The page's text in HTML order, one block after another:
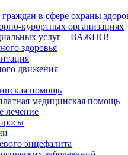
в сфере охраны
курортных организациях
услуг – ВАЖНО!
здоровья
движения
помощь
медицинская помощь
лечение
энцефалита